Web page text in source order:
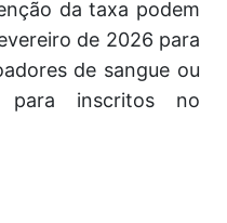
da taxa podem
de 2026 para
de sangue ou
inscritos no